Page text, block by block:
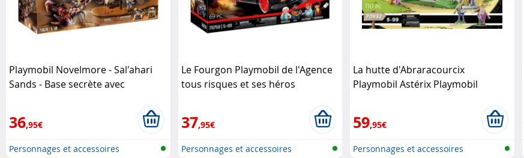
Playmobil Novelmore - Sal'ahari
Sands - Base secrète avec
36,95€
Personnages et accessoires
Le Fourgon Playmobil de l'Agence
tous risques et ses héros
37,95€
Personnages et accessoires
La hutte d'Abraracourcix
Playmobil Astérix Playmobil
59,95€
Personnages et accessoires